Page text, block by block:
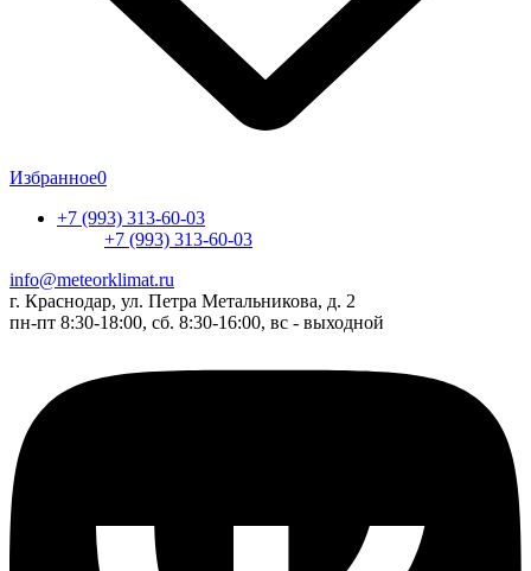
Избранное0
+7 (993) 313-60-03
+7 (993) 313-60-03
info@meteorklimat.ru
г. Краснодар, ул. Петра Метальникова, д. 2
пн-пт 8:30-18:00, сб. 8:30-16:00, вс - выходной